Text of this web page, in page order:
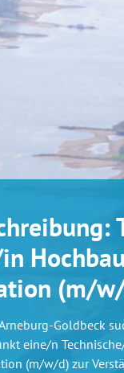
(m/
Goldbeck
eine/n
(m/w/d) zur